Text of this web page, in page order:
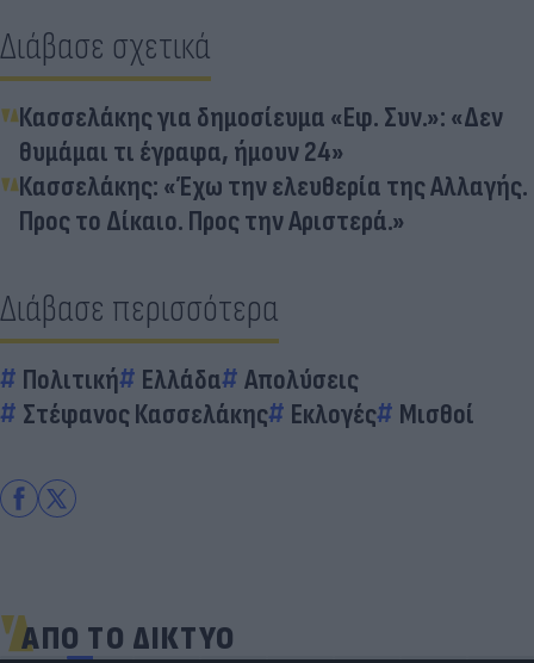
Διάβασε σχετικά
Κασσελάκης για δημοσίευμα «Εφ. Συν.»: «Δεν
θυμάμαι τι έγραφα, ήμουν 24»
Κασσελάκης: «Έχω την ελευθερία της Αλλαγής.
Προς το Δίκαιο. Προς την Αριστερά.»
Διάβασε περισσότερα
Πολιτική Ελλάδα
Απολύσεις
Στέφανος Κασσελάκης
Εκλογές Μισθοί
ΑΠΟ ΤΟ ΔΙΚΤΥΟ